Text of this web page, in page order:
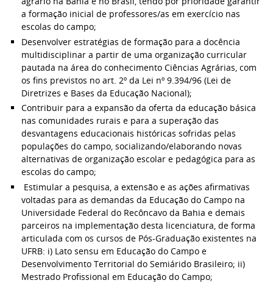
a formação inicial de professores/as em exercício nas
escolas do campo;
Desenvolver estratégias de formação para a docência
multidisciplinar a partir de uma organização curricular
pautada na área do conhecimento Ciências Agrárias, com
os fins previstos no art. 2º da Lei nº 9.394/96 (Lei de
Diretrizes e Bases da Educação Nacional);
Contribuir para a expansão da oferta da educação básica
nas comunidades rurais e para a superação das
desvantagens educacionais históricas sofridas pelas
populações do campo, socializando/elaborando novas
alternativas de organização escolar e pedagógica para as
escolas do campo;
Estimular a pesquisa, a extensão e as ações afirmativas
voltadas para as demandas da Educação do Campo na
Universidade Federal do Recôncavo da Bahia e demais
parceiros na implementação desta licenciatura, de forma
articulada com os cursos de Pós-Graduação existentes na
UFRB: i) Lato sensu em Educação do Campo e
Desenvolvimento Territorial do Semiárido Brasileiro; ii)
Mestrado Profissional em Educação do Campo;